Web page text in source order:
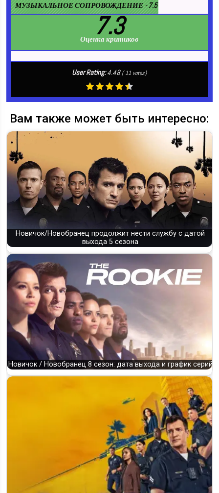
МУЗЫКАЛЬНОЕ СОПРОВОЖДЕНИЕ - 7.5
7.3
Оценка критиков
User Rating:4.48 (11 votes)
Вам также может быть интересно:
Новичок/Новобранец продолжит нести службу с датой
выхода 5 сезона
Новичок / Новобранец 8 сезон: дата выхода и график серий